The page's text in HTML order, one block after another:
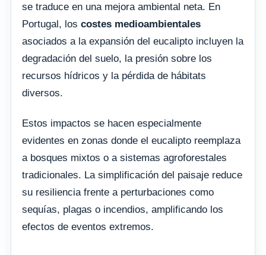
se traduce en una mejora ambiental neta. En
Portugal, los costes medioambientales
asociados a la expansión del eucalipto incluyen la
degradación del suelo, la presión sobre los
recursos hídricos y la pérdida de hábitats
diversos.
Estos impactos se hacen especialmente
evidentes en zonas donde el eucalipto reemplaza
a bosques mixtos o a sistemas agroforestales
tradicionales. La simplificación del paisaje reduce
su resiliencia frente a perturbaciones como
sequías, plagas o incendios, amplificando los
efectos de eventos extremos.